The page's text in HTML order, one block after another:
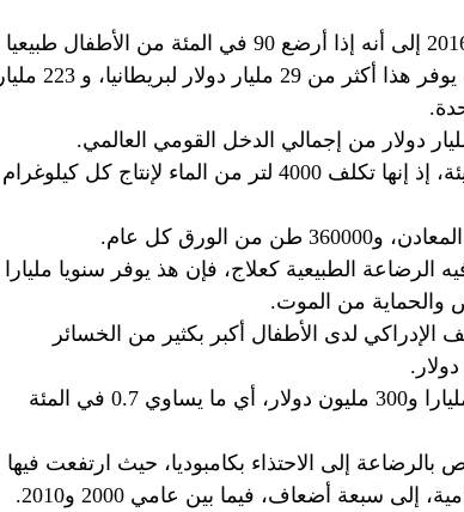
توصلت دراسة نشرتها دورية لانست الطبية في 2016 إلى أنه إذا أرضع 90 في المئة من الأطفال طبيعيا
في بريطانيا، والصين، والولايات المتحدة، فسوف يوفر هذا أكثر من 29 مليار دولار لبريطانيا، و 223 مليار
وهناك أعباء أخرى للرضاعة غير الطبيعية على البيئة، إذ إنها تكلف 4000 لتر من الماء لإنتاج كل كيلوغرام
الطبيعية كعلاج، فإن هذ يوفر سنويا مليارا
لدى الأطفال أكبر بكثير من الخسائر
ويقدر مجموع الخسائر الاقتصادية ما يعادل 341 مليارا و300 مليون دولار، أي ما يساوي 0.7 في المئة
إلى الاحتذاء بكامبوديا، حيث ارتفعت فيها
نسبة الالتزام بالرضاعة الطبيعية، بفعل حملة إعلامية، إلى سبعة أضعاف، فيما بين عامي 2000 و2010.